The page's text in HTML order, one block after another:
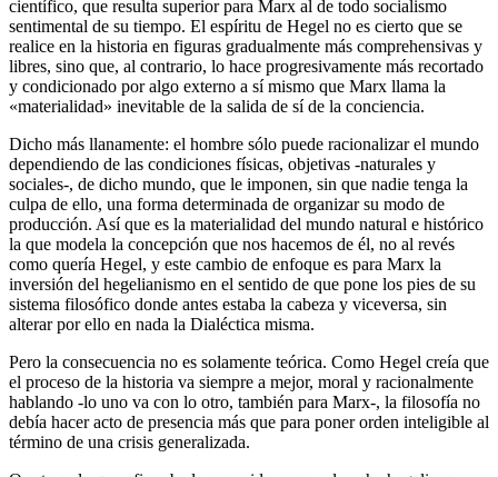
científico, que resulta superior para Marx al de todo socialismo
sentimental de su tiempo. El espíritu de Hegel no es cierto que se
realice en la historia en figuras gradualmente más comprehensivas y
libres, sino que, al contrario, lo hace progresivamente más recortado
y condicionado por algo externo a sí mismo que Marx llama la
«materialidad» inevitable de la salida de sí de la conciencia.
Dicho más llanamente: el hombre sólo puede racionalizar el mundo
dependiendo de las condiciones físicas, objetivas -naturales y
sociales-, de dicho mundo, que le imponen, sin que nadie tenga la
culpa de ello, una forma determinada de organizar su modo de
producción. Así que es la materialidad del mundo natural e histórico
la que modela la concepción que nos hacemos de él, no al revés
como quería Hegel, y este cambio de enfoque es para Marx la
inversión del hegelianismo en el sentido de que pone los pies de su
sistema filosófico donde antes estaba la cabeza y viceversa, sin
alterar por ello en nada la Dialéctica misma.
Pero la consecuencia no es solamente teórica. Como Hegel creía que
el proceso de la historia va siempre a mejor, moral y racionalmente
hablando -lo uno va con lo otro, también para Marx-, la filosofía no
debía hacer acto de presencia más que para poner orden inteligible al
término de una crisis generalizada.